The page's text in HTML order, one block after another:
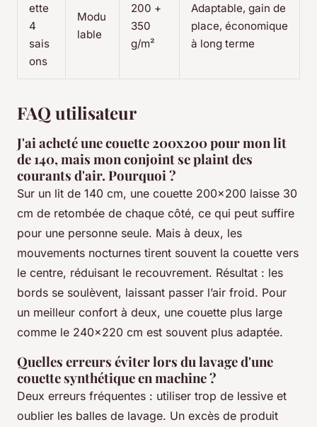
ette
4
sais
ons
Modu
lable
200 +
350
g/m²
Adaptable, gain de
place, économique
à long terme
FAQ utilisateur
J'ai acheté une couette 200x200 pour mon lit
de 140, mais mon conjoint se plaint des
courants d'air. Pourquoi ?
Sur un lit de 140 cm, une couette 200x200 laisse 30
cm de retombée de chaque côté, ce qui peut suffire
pour une personne seule. Mais à deux, les
mouvements nocturnes tirent souvent la couette vers
le centre, réduisant le recouvrement. Résultat : les
bords se soulèvent, laissant passer l’air froid. Pour
un meilleur confort à deux, une couette plus large
comme le 240x220 cm est souvent plus adaptée.
Quelles erreurs éviter lors du lavage d'une
couette synthétique en machine ?
Deux erreurs fréquentes : utiliser trop de lessive et
oublier les balles de lavage. Un excès de produit